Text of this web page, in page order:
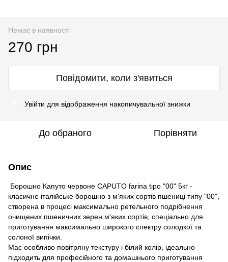
Немає в наявності
270 грн
Повідомити, коли з'явиться
Увійти для відображення накопичувальної знижки
До обраного Порівняти
Опис
Борошно Капуто червоне CAPUTO farina tipo "00" 5кг -
класичне італійське борошно з м'яких сортів пшениці типу "00",
створена в процесі максимально ретельного подрібнення
очищених пшеничних зерен м'яких сортів, спеціально для
приготування максимально широкого спектру солодкої та
солоної випічки.
Має особливо повітряну текстуру і білий колір, ідеально
підходить для професійного та домашнього приготування